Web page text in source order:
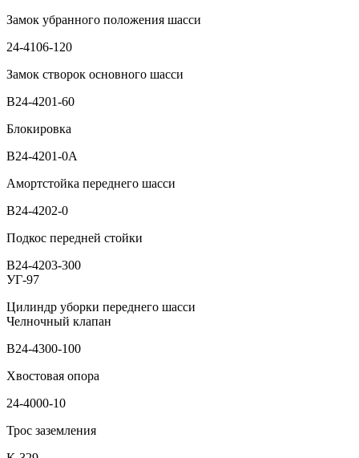
Замок убранного положения шасси
24-4106-120
Замок створок основного шасси
В24-4201-60
Блокировка
В24-4201-0А
Амортстойка переднего шасси
В24-4202-0
Подкос передней стойки
В24-4203-300
УГ-97
Цилиндр уборки переднего шасси
Челночный клапан
В24-4300-100
Хвостовая опора
24-4000-10
Трос заземления